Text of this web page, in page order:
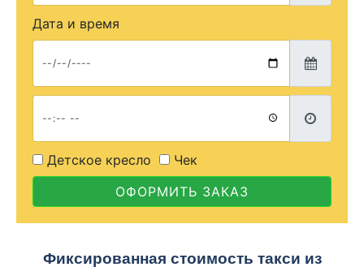
Дата и время
Детское кресло
Чек
ОФОРМИТЬ ЗАКАЗ
Фиксированная стоимость такси из